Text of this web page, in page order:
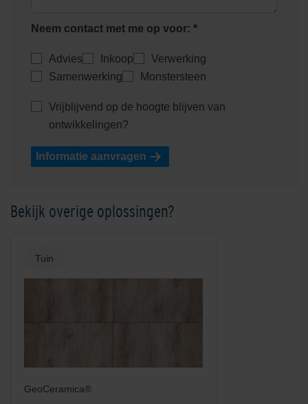
Neem contact met me op voor: *
Advies Inkoop
Verwerking
Samenwerking
Monstersteen
Vrijblijvend op de hoogte blijven van
ontwikkelingen?
Informatie aanvragen
Bekijk overige oplossingen?
Tuin
GeoCeramica®